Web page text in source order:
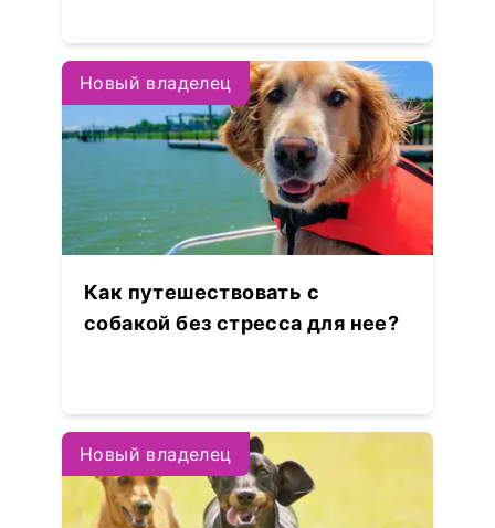
Новый владелец
Как путешествовать с
собакой без стресса для нее?
Новый владелец